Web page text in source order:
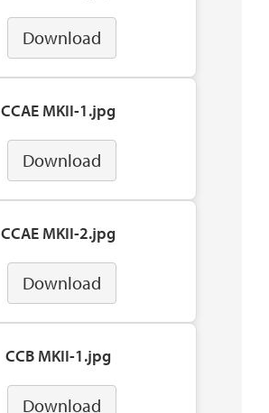
Download
CCAE MKII-1.jpg
Download
CCAE MKII-2.jpg
Download
CCB MKII-1.jpg
Download